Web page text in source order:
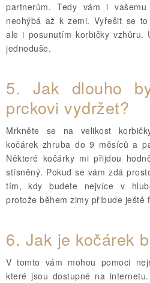
partnerům. Tedy vám i
neohýbá až k zemi. Vyřešit se
ale i posunutím korbičky vzhůru.
jednoduše.
5.
Jak dlouho
prckovi vydržet?
Mrkněte se na velikost
kočárek zhruba do 9 měsíců a
Některé kočárky mi přijdou
stísněný. Pokud se vám zdá
tím, kdy budete nejvíce v
protože během zimy přibude ještě
6. Jak je kočárek
V tomto vám mohou pomoci
které jsou dostupné na